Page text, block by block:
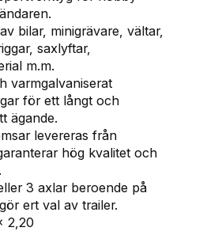
bilar, minigrävare, vältar,
saxlyftar,
m.m.
varmgalvaniserat
för ett långt och
ägande.
levereras från
hög kvalitet och
3 axlar beroende på
ert val av trailer.
2,20